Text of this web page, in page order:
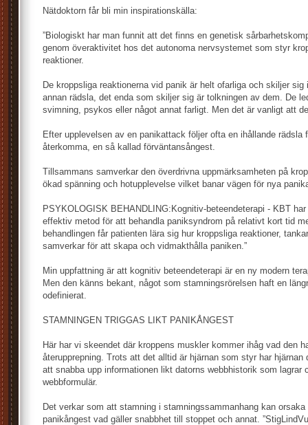
Nätdoktorn får bli min inspirationskälla:
”Biologiskt har man funnit att det finns en genetisk
genom överaktivitet hos det autonoma nervsystemet som styr
reaktioner.
De kroppsliga reaktionerna vid panik är helt ofarliga och skiljer
annan rädsla, det enda som skiljer sig är tolkningen av dem. De
svimning, psykos eller något annat farligt. Men det är vanligt att
Efter upplevelsen av en panikattack följer ofta en ihållande rädsla
återkomma, en så kallad förväntansångest.
Tillsammans samverkar den överdrivna uppmärksamheten på
ökad spänning och hotupplevelse vilket banar vägen för nya
PSYKOLOGISK BEHANDLING:Kognitiv-beteendeterapi - KBT
effektiv metod för att behandla paniksyndrom på relativt kort tid
behandlingen får patienten lära sig hur kroppsliga reaktioner,
samverkar för att skapa och vidmakthålla paniken.”
Min uppfattning är att kognitiv beteendeterapi är en ny modern
Men den känns bekant, något som stamningsrörelsen haft en
odefinierat.
STAMNINGEN TRIGGAS LIKT PANIKÅNGEST
Här har vi skeendet där kroppens muskler kommer ihåg vad den
återupprepning. Trots att det alltid är hjärnan som styr har hjärnan
att snabba upp informationen likt datorns webbhistorik som lagrar
webbformulär.
Det verkar som att stamning i stamningssammanhang kan
panikångest vad gäller snabbhet till stoppet och annat.